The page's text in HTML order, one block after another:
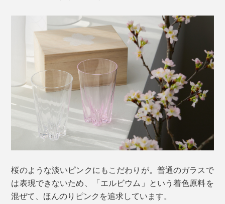
桜のような淡いピンクにもこだわりが。普通のガラスで
は表現できないため、「エルビウム」という着色原料を
混ぜて、ほんのりピンクを追求しています。